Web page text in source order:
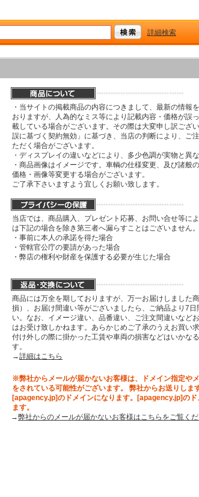
詳細検索
・当サイトの掲載商品の内容につきまして、最新の情報
おりますが、人為的なミス等により記載内容・価格が誤
載している場合がございます。その際は大変申し訳ござ
誤に基づく契約無効」に基づき、当店の判断により、ご
ただく場合がございます。
・ディスプレイの違いなどにより、多少色調が実物と異
・商品画像はイメージです。車輌の仕様変更、及び諸般
価格・画像等変更する場合がございます。
ご了承下さいますよう宜しくお願い致します。
当店では、商品購入、プレゼント応募、お問い合せ等に
は下記の場合を除き第三者へ漏らすことはございません。
・事前に本人の承諾を得た場合
・管轄官公庁の要請があった場合
・弊店の権利や財産を保護する必要が生じた場合
商品には万全を期しておりますが、万一お届けしました
損）、お届け間違い等がございましたら、ご納品より7日
い。なお、イメージ違い、品番違い、ご注文間違いなど
はお受け致しかねます。あらかじめご了承のうえお買い
付け外しの際に掛かった工賃や車両の損害などはいかな
す。
→詳細はこちら
※弊社からメールが届かないお客様は、ドメイン指定や
をされている可能性がございます。 弊社からお送りしま
[apagency.jp]のドメインになります。[apagency.jp]のド
ます。
→弊社からのメールが届かないお客様はこちらをご覧くだ